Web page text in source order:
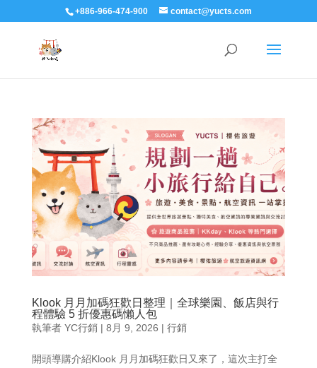
+886-966-474-900 contact@yucts.com
Klook 月月加碼狂歡日整理｜全球樂園、飯店與行
程體驗 5 折優惠碼懶人包
執筆者 YC行銷| 8月 9, 2026 | 行銷
開頭導購介紹Klook 月月加碼狂歡日又來了，這次主打全